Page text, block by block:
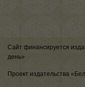
Сайт финансируется
день»
Проект издательства